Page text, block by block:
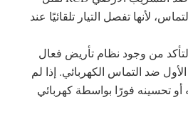
لأنها تفصل التيار تلقائيًا عند
من وجود نظام تأريض فعال
ضد التماس الكهربائي. إذا لم
تحسينه فورًا بواسطة كهربائي